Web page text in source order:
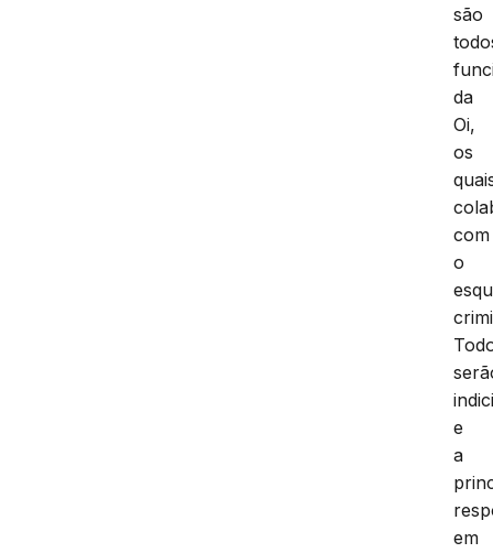
são
da
Oi,
os
com
o
e
a
em